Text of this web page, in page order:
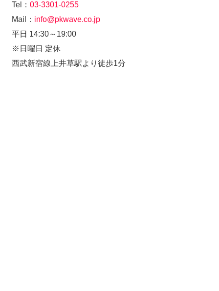
Tel： 03-3301-0255
Mail： info@pkwave.co.jp
平日 14:30～19:00
※日曜日 定休
西武新宿線上井草駅より徒歩1分